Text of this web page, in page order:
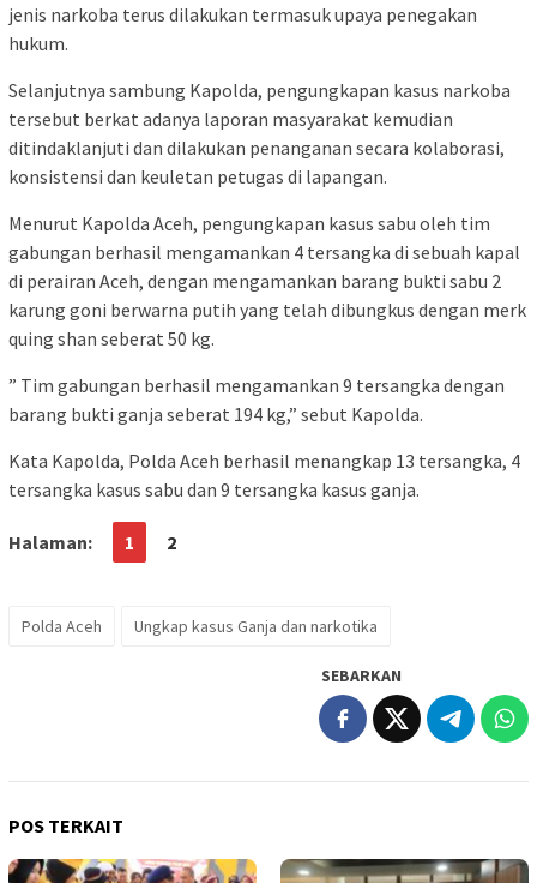
jenis narkoba terus dilakukan termasuk upaya penegakan
hukum.
Selanjutnya sambung Kapolda, pengungkapan kasus narkoba
tersebut berkat adanya laporan masyarakat kemudian
ditindaklanjuti dan dilakukan penanganan secara kolaborasi,
konsistensi dan keuletan petugas di lapangan.
Menurut Kapolda Aceh, pengungkapan kasus sabu oleh tim
gabungan berhasil mengamankan 4 tersangka di sebuah kapal
di perairan Aceh, dengan mengamankan barang bukti sabu 2
karung goni berwarna putih yang telah dibungkus dengan merk
quing shan seberat 50 kg.
” Tim gabungan berhasil mengamankan 9 tersangka dengan
barang bukti ganja seberat 194 kg,” sebut Kapolda.
Kata Kapolda, Polda Aceh berhasil menangkap 13 tersangka, 4
tersangka kasus sabu dan 9 tersangka kasus ganja.
Halaman: 1 2
Polda Aceh Ungkap kasus Ganja dan narkotika
SEBARKAN
POS TERKAIT